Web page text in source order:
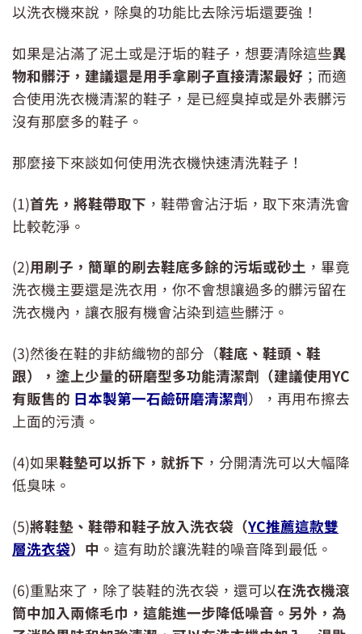
以洗衣機來說，除臭的功能比去除污垢還要強！
如果是沾滿了泥土或是汙垢的鞋子，想要清除這些異
物和髒汙，建議還是用手拿刷子直接清潔最好 ；而適
合使用洗衣機清潔的鞋子，是已經臭掉或是外表髒污
沒有那麼多的鞋子。
那麼接下來談如何使用洗衣機快速清洗鞋子！
(1)首先，將鞋帶取下 ，鞋帶會沾汙垢，取下來清洗會
比較乾淨。
(2)用刷子，簡單的刷去鞋底多餘的污垢或砂土 ，畢竟
洗衣機主要還是洗衣用，你不會想讓過多的髒污留在
洗衣機內，讓衣服有機會沾染到這些髒汙。
(3)然後在鞋的非紡織物的部分（鞋底、鞋頭、鞋
跟），塗上少量的研磨型多功能清潔劑（建議使用YC
有販售的 日本製第一石鹼研磨清潔劑），再用布擦去
上面的污漬。
(4)如果鞋墊可以拆下，就拆下 ，分開清洗可以大幅降
低臭味。
(5)將鞋墊、鞋帶和鞋子放入洗衣袋（YC推薦這款雙
層洗衣袋）中 。這有助於讓洗鞋的噪音降到最低。
(6)重點來了，除了裝鞋的洗衣袋，還可以在洗衣機滾
筒中加入兩條毛巾，這能進一步降低噪音。另外，為